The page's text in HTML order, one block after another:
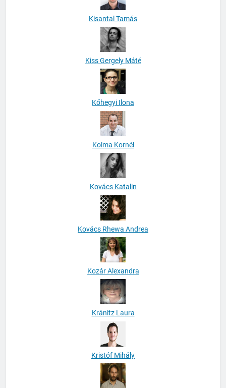
Kisantal Tamás
Kiss Gergely Máté
Kőhegyi Ilona
Kolma Kornél
Kovács Katalin
Kovács Rhewa Andrea
Kozár Alexandra
Kránitz Laura
Kristóf Mihály